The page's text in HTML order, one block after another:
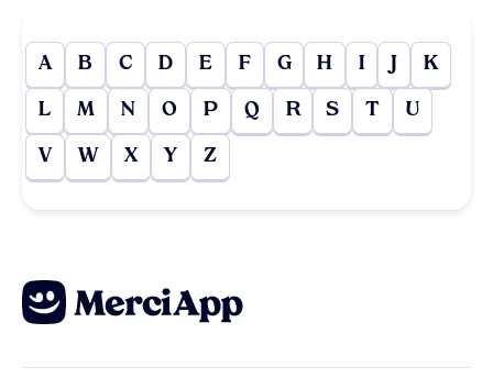
A B C D E F G H I J K
L M N O P Q R S T U
V W X Y Z